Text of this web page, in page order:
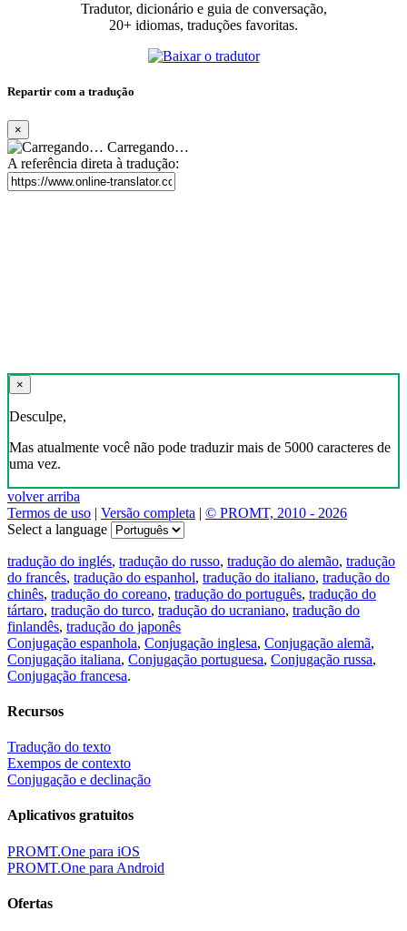
Tradutor, dicionário e guia de conversação,
20+ idiomas, traduções favoritas.
Repartir com a tradução
×
Carregando…
A referência direta à tradução:
×
Desculpe,
Mas atualmente você não pode traduzir mais de 5000 caracteres de
uma vez.
volver arriba
Termos de uso | Versão completa | © PROMT, 2010 - 2026
Select a language
tradução do inglés, tradução do russo, tradução do alemão, tradução
do francês, tradução do espanhol, tradução do italiano, tradução do
chinês, tradução do coreano, tradução do português, tradução do
tártaro, tradução do turco, tradução do ucraniano, tradução do
finlandês, tradução do japonês
Conjugação espanhola, Conjugação inglesa, Conjugação alemã,
Conjugação italiana, Conjugação portuguesa, Conjugação russa,
Conjugação francesa.
Recursos
Tradução do texto
Exempos de contexto
Conjugação e declinação
Aplicativos gratuitos
PROMT.One para iOS
PROMT.One para Android
Ofertas